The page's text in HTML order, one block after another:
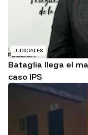
JUDICIALES
Bataglia llega el
caso IPS